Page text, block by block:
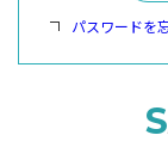
パスワードを